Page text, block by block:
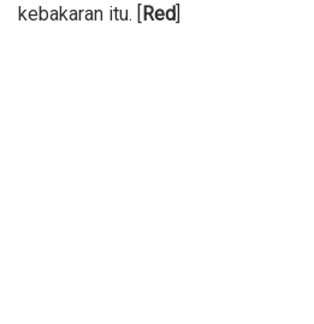
kebakaran itu. [Red]